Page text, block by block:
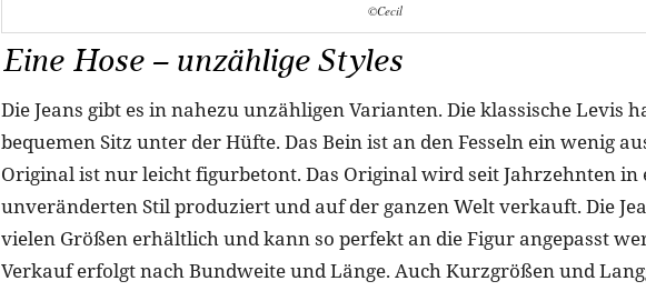
©Cecil
Eine Hose – unzählige Styles
Die Jeans gibt es in nahezu unzähligen Varianten. Die klassische Levis
bequemen Sitz unter der Hüfte. Das Bein ist an den Fesseln ein wenig
Original ist nur leicht figurbetont. Das Original wird seit Jahrzehnten in
unveränderten Stil produziert und auf der ganzen Welt verkauft. Die
vielen Größen erhältlich und kann so perfekt an die Figur angepasst
Verkauf erfolgt nach Bundweite und Länge. Auch Kurzgrößen und